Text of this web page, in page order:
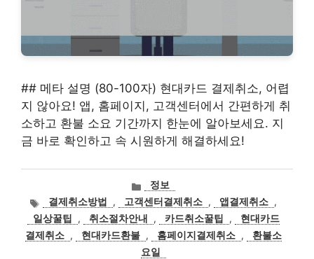
## 메타 설명 (80-100자) 현대카드 결제취소, 어렵
지 않아요! 앱, 홈페이지, 고객센터에서 간편하게 취
소하고 환불 소요 기간까지 한눈에 알아보세요. 지
금 바로 확인하고 속 시원하게 해결하세요!
카
테
고
리
정보
태
그
결제취소방법 , 고객센터결제취소 , 앱결제취소 ,
일상꿀팁
, 취소절차안내 , 카드취소꿀팁 ,
현대카드
결제취소 , 현대카드환불 , 홈페이지결제취소 ,
환불소
요일